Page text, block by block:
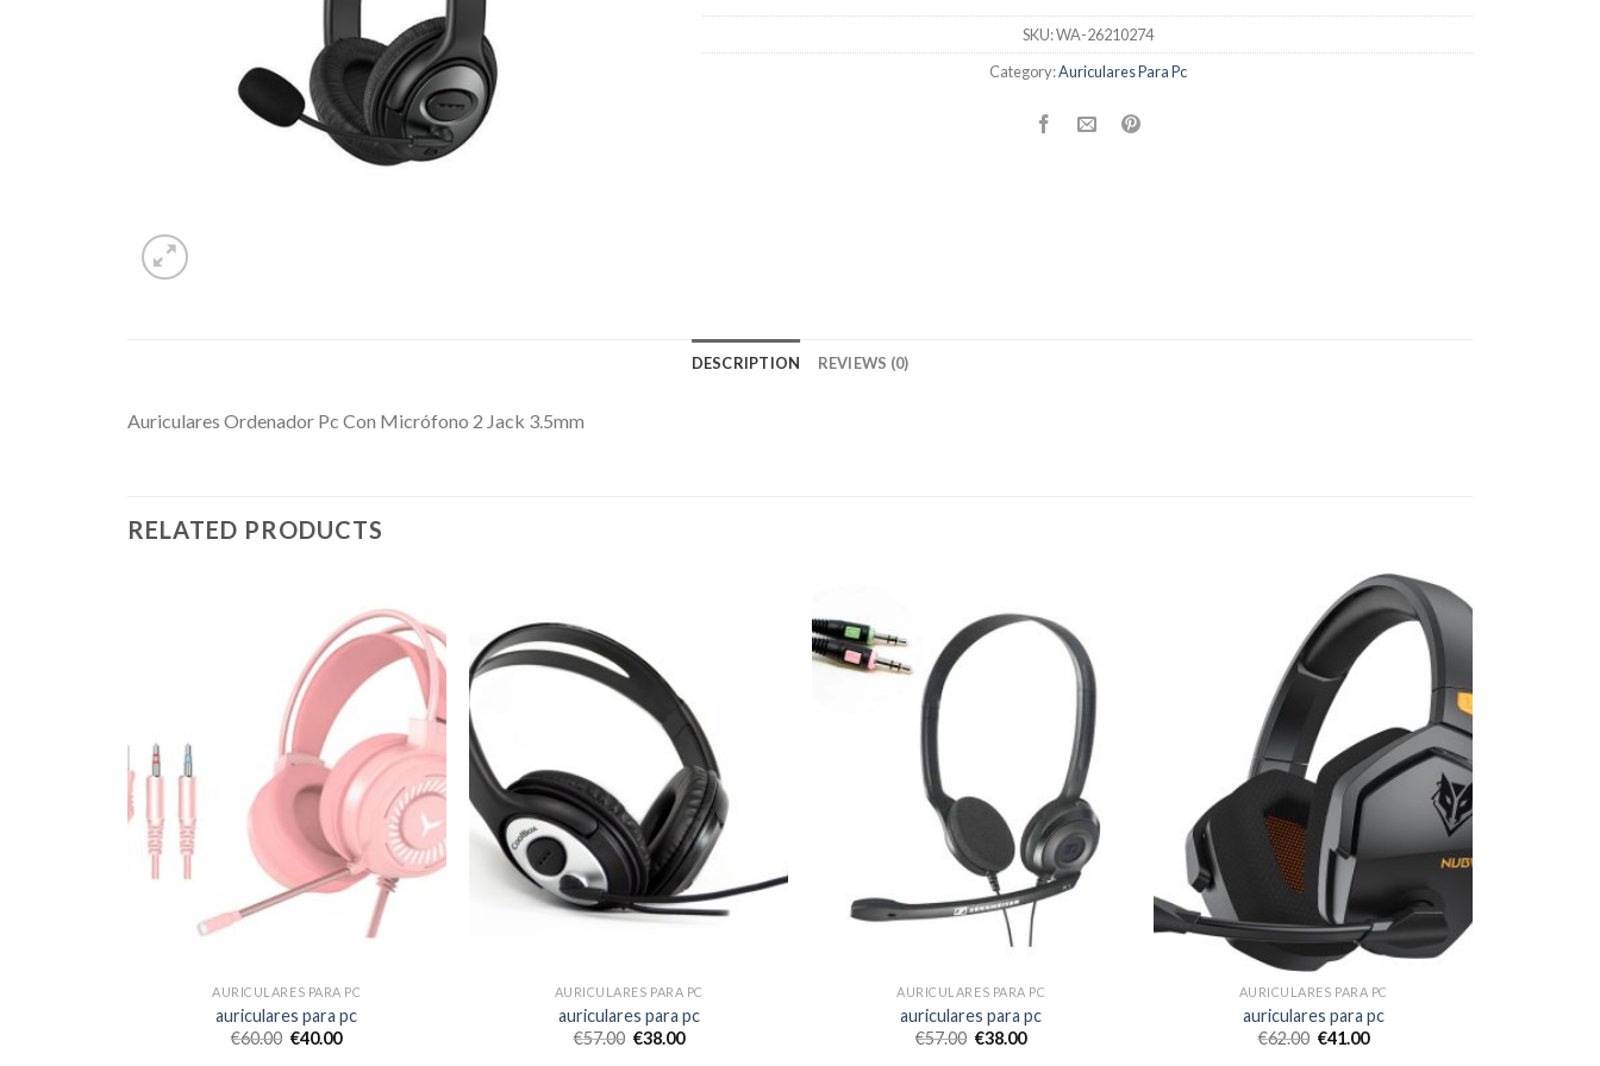
SKU:WA-26210274
Category:Auriculares Para Pc
DESCRIPTION REVIEWS (0)
Auriculares Ordenador Pc Con Micrófono 2 Jack 3.5mm
RELATED PRODUCTS
AURICULARES PARA PC
auriculares para pc
€60.00 €40.00
AURICULARES PARA PC
auriculares para pc
€57.00 €38.00
AURICULARES PARA PC
auriculares para pc
€57.00 €38.00
AURICULARES PARA PC
auriculares para pc
€62.00 €41.00